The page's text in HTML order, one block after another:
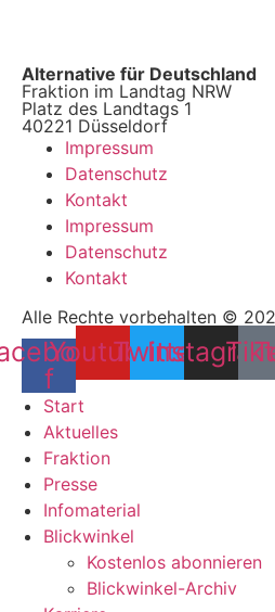
Alternative für Deutschland
Fraktion im Landtag NRW
Platz des Landtags 1
40221 Düsseldorf
Impressum
Datenschutz
Kontakt
Impressum
Datenschutz
Kontakt
Alle Rechte vorbehalten ©
f
YoutubeTwitter
Instagram
Start
Aktuelles
Fraktion
Presse
Infomaterial
Blickwinkel
Kostenlos abonnieren
Blickwinkel-Archiv